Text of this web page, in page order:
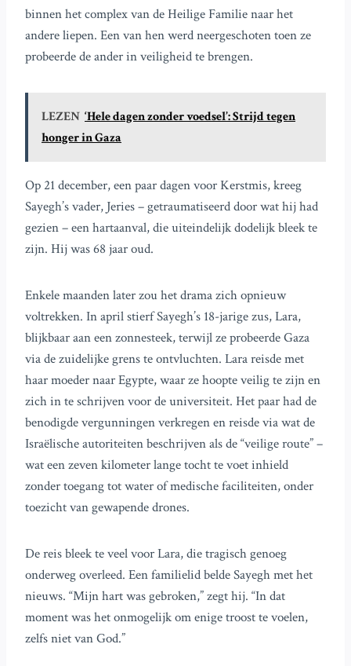
binnen het complex van de Heilige Familie naar het
andere liepen. Een van hen werd neergeschoten toen ze
probeerde de ander in veiligheid te brengen.
LEZEN ‘Hele dagen zonder voedsel’: Strijd tegen
honger in Gaza
Op 21 december, een paar dagen voor Kerstmis, kreeg
Sayegh’s vader, Jeries – getraumatiseerd door wat hij had
gezien – een hartaanval, die uiteindelijk dodelijk bleek te
zijn. Hij was 68 jaar oud.
Enkele maanden later zou het drama zich opnieuw
voltrekken. In april stierf Sayegh’s 18-jarige zus, Lara,
blijkbaar aan een zonnesteek, terwijl ze probeerde Gaza
via de zuidelijke grens te ontvluchten. Lara reisde met
haar moeder naar Egypte, waar ze hoopte veilig te zijn en
zich in te schrijven voor de universiteit. Het paar had de
benodigde vergunningen verkregen en reisde via wat de
Israëlische autoriteiten beschrijven als de “veilige route” –
wat een zeven kilometer lange tocht te voet inhield
zonder toegang tot water of medische faciliteiten, onder
toezicht van gewapende drones.
De reis bleek te veel voor Lara, die tragisch genoeg
onderweg overleed. Een familielid belde Sayegh met het
nieuws. “Mijn hart was gebroken,” zegt hij. “In dat
moment was het onmogelijk om enige troost te voelen,
zelfs niet van God.”